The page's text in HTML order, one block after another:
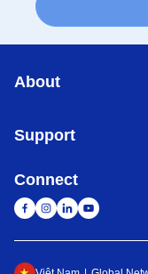
About
Support
Connect